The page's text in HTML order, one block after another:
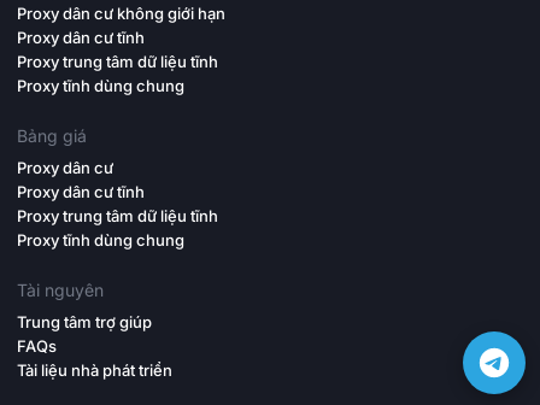
Proxy dân cư không giới hạn
Proxy dân cư tĩnh
Proxy trung tâm dữ liệu tĩnh
Proxy tĩnh dùng chung
Bảng giá
Proxy dân cư
Proxy dân cư tĩnh
Proxy trung tâm dữ liệu tĩnh
Proxy tĩnh dùng chung
Tài nguyên
Trung tâm trợ giúp
FAQs
Tài liệu nhà phát triển